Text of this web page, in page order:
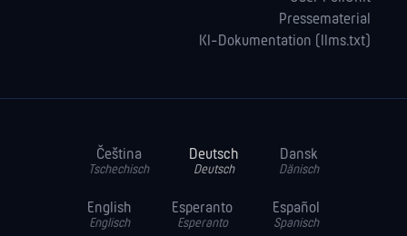
Pressematerial
KI-Dokumentation (llms.txt)
Čeština
Tschechisch
Deutsch
Deutsch
Dansk
Dänisch
English
Englisch
Esperanto
Esperanto
Español
Spanisch